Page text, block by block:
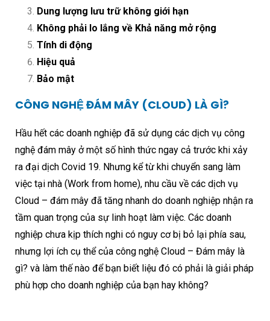
Dung lượng lưu trữ không giới hạn
Không phải lo lắng về Khả năng mở rộng
Tính di động
Hiệu quả
Bảo mật
CÔNG NGHỆ ĐÁM MÂY (CLOUD) LÀ GÌ?
Hầu hết các doanh nghiệp đã sử dụng các dịch vụ công
nghệ đám mây ở một số hình thức ngay cả trước khi xảy
ra đại dịch Covid 19. Nhưng kể từ khi chuyển sang làm
việc tại nhà (Work from home), nhu cầu về các dịch vụ
Cloud – đám mây đã tăng nhanh do doanh nghiệp nhận ra
tầm quan trọng của sự linh hoạt làm việc. Các doanh
nghiệp chưa kịp thích nghi có nguy cơ bị bỏ lại phía sau,
nhưng lợi ích cụ thể của công nghệ Cloud – Đám mây là
gì? và làm thế nào để bạn biết liệu đó có phải là giải pháp
phù hợp cho doanh nghiệp của bạn hay không?